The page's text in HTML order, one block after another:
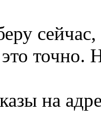
точно.
на